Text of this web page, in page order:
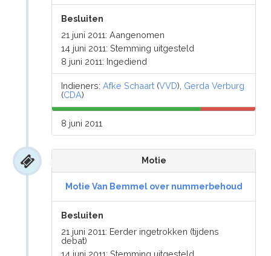
Besluiten
21 juni 2011: Aangenomen
14 juni 2011: Stemming uitgesteld
8 juni 2011: Ingediend
Indieners:Afke Schaart (VVD), Gerda Verburg
(CDA)
8 juni 2011
Motie
Motie Van Bemmel over nummerbehoud
Besluiten
21 juni 2011: Eerder ingetrokken (tijdens
debat)
14 juni 2011: Stemming uitgesteld